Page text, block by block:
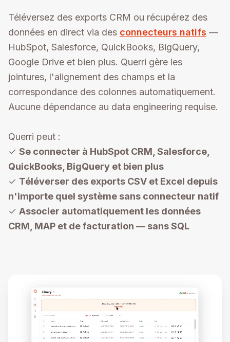
Téléversez des exports CRM ou récupérez des
données en direct via des connecteurs natifs —
HubSpot, Salesforce, QuickBooks, BigQuery,
Google Drive et bien plus. Querri gère les
jointures, l'alignement des champs et la
correspondance des colonnes automatiquement.
Aucune dépendance au data engineering requise.
Querri peut :
✓ Se connecter à HubSpot CRM, Salesforce,
QuickBooks, BigQuery et bien plus
✓ Téléverser des exports CSV et Excel depuis
n'importe quel système sans connecteur natif
✓ Associer automatiquement les données
CRM, MAP et de facturation — sans SQL